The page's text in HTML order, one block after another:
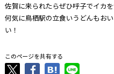
佐賀に来られたらぜひ呼子でイカ
何気に鳥栖駅の立食いうどんもお
い！
このページを共有する